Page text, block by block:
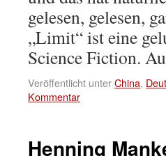
gelesen, gelesen,
„Limit“ ist eine
Science Fiction.
Veröffentlicht unterChina,
Kommentar
Henning